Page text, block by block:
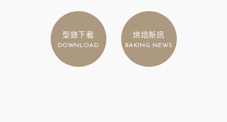
型錄下載
DOWNLOAD
烘焙新訊
BAKING NEWS